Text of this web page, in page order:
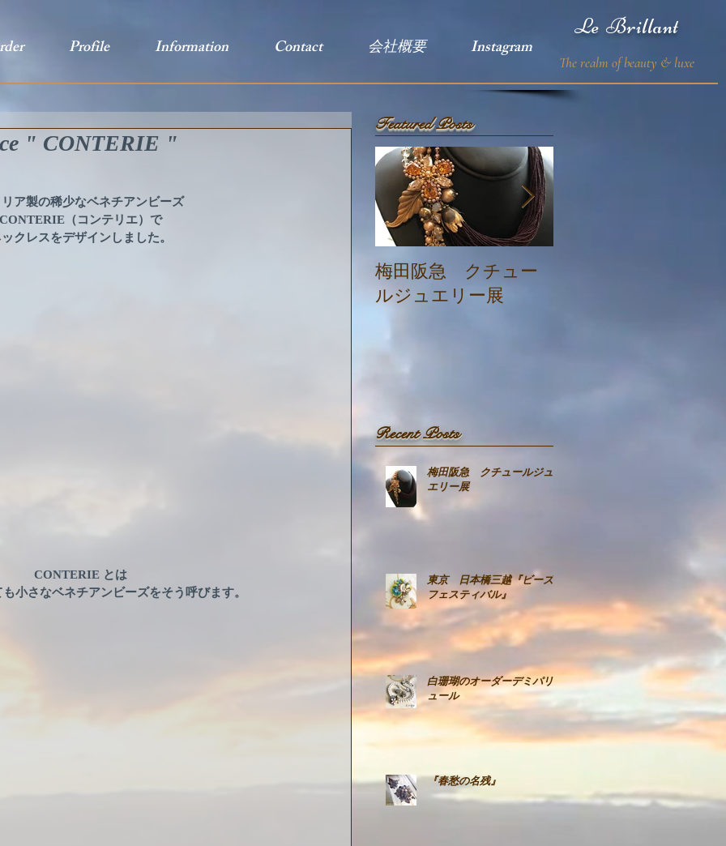
Profile Information Contact 会社概要 Instagram
Le Brillant
The realm of beauty & luxe
" CONTERIE "
ア製の稀少なベネチアンビーズ
（コンテリエ）で
クレスをデザインしました。
CONTERIE とは
小さなベネチアンビーズをそう呼びます。
Featured Posts
梅田阪急 クチュー
ルジュエリー展
Recent Posts
梅田阪急 クチュールジュ
エリー展
東京 日本橋三越『ビーズ
フェスティバル』
白珊瑚のオーダーデミパリ
ュール
『春愁の名残』